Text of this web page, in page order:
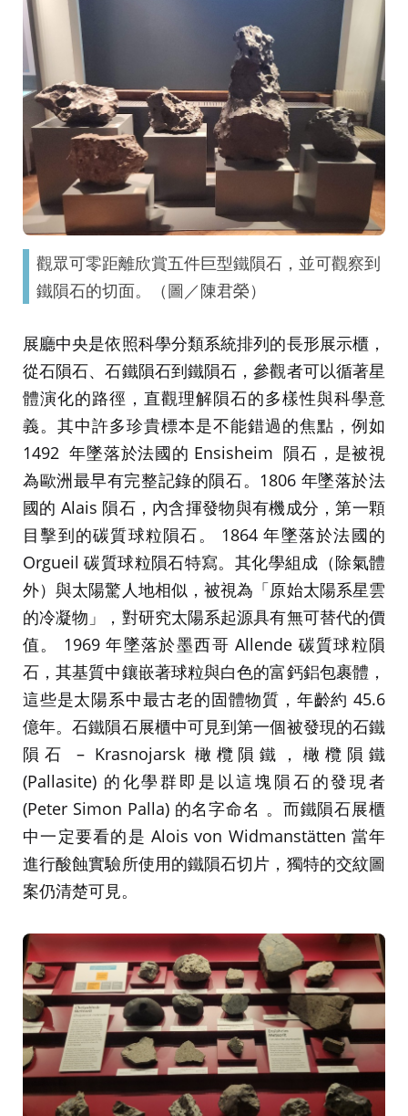
觀眾可零距離欣賞五件巨型鐵隕石，並可觀察到
鐵隕石的切面。（圖／陳君榮）
展廳中央是依照科學分類系統排列的長形展示櫃，
從石隕石、石鐵隕石到鐵隕石，參觀者可以循著星
體演化的路徑，直觀理解隕石的多樣性與科學意
義。其中許多珍貴標本是不能錯過的焦點，例如
1492 年墜落於法國的 Ensisheim 隕石，是被視
為歐洲最早有完整記錄的隕石。1806 年墜落於法
國的 Alais 隕石，內含揮發物與有機成分，第一顆
目擊到的碳質球粒隕石。 1864 年墜落於法國的
Orgueil 碳質球粒隕石特寫。其化學組成（除氣體
外）與太陽驚人地相似，被視為「原始太陽系星雲
的冷凝物」，對研究太陽系起源具有無可替代的價
值。 1969 年墜落於墨西哥 Allende 碳質球粒隕
石，其基質中鑲嵌著球粒與白色的富鈣鋁包裹體，
這些是太陽系中最古老的固體物質，年齡約 45.6
億年。石鐵隕石展櫃中可見到第一個被發現的石鐵
隕石 – Krasnojarsk 橄欖隕鐵，橄欖隕鐵
(Pallasite) 的化學群即是以這塊隕石的發現者
(Peter Simon Palla) 的名字命名 。而鐵隕石展櫃
中一定要看的是 Alois von Widmanstätten 當年
進行酸蝕實驗所使用的鐵隕石切片，獨特的交紋圖
案仍清楚可見。